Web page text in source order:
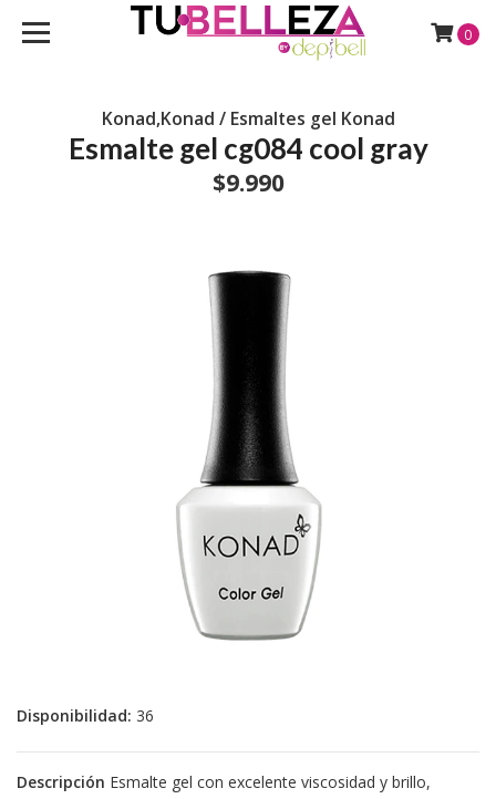
0
Konad,Konad / Esmaltes gel Konad
Esmalte gel cg084 cool gray
$9.990
Disponibilidad: 36
Descripción Esmalte gel con excelente viscosidad y brillo,